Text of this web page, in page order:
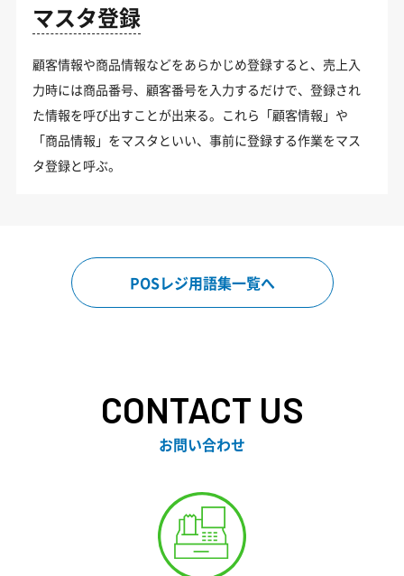
マスタ登録
顧客情報や商品情報などをあらかじめ登録すると、売上入
力時には商品番号、顧客番号を入力するだけで、登録され
た情報を呼び出すことが出来る。これら「顧客情報」や
「商品情報」をマスタといい、事前に登録する作業をマス
タ登録と呼ぶ。
POSレジ用語集一覧へ
CONTACT US
お問い合わせ